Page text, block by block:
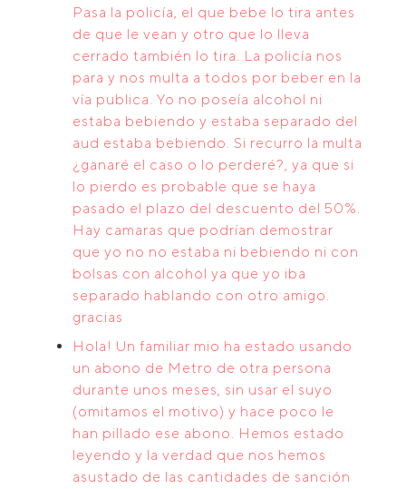
Pasa la policía, el que bebe lo tira antes
de que le vean y otro que lo lleva
cerrado también lo tira. La policía nos
para y nos multa a todos por beber en la
vía publica. Yo no poseía alcohol ni
estaba bebiendo y estaba separado del
aud estaba bebiendo. Si recurro la multa
¿ganaré el caso o lo perderé?, ya que si
lo pierdo es probable que se haya
pasado el plazo del descuento del 50%.
Hay camaras que podrían demostrar
que yo no no estaba ni bebiendo ni con
bolsas con alcohol ya que yo iba
separado hablando con otro amigo.
gracias
Hola! Un familiar mio ha estado usando
un abono de Metro de otra persona
durante unos meses, sin usar el suyo
(omitamos el motivo) y hace poco le
han pillado ese abono. Hemos estado
leyendo y la verdad que nos hemos
asustado de las cantidades de sanción